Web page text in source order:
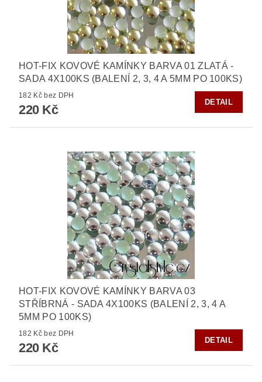
HOT-FIX KOVOVÉ KAMÍNKY BARVA 01 ZLATÁ -
SADA 4X100KS (BALENÍ 2, 3, 4 A 5MM PO 100KS)
182 Kč bez DPH
220 Kč
DETAIL
HOT-FIX KOVOVÉ KAMÍNKY BARVA 03
STŘÍBRNÁ - SADA 4X100KS (BALENÍ 2, 3, 4 A
5MM PO 100KS)
182 Kč bez DPH
220 Kč
DETAIL